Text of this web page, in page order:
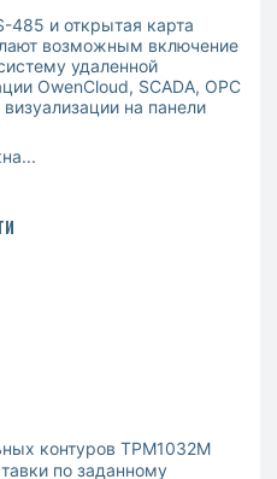
485 и открытая карта
возможным включение
удаленной
OwenCloud, SCADA, OPC
на панели
контуров ТРМ1032М
по заданному